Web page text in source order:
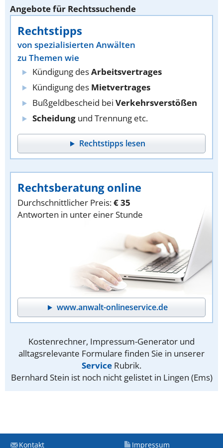
Angebote für Rechtssuchende
Rechtstipps
von spezialisierten Anwälten
zu Themen wie
Kündigung desArbeitsvertrages
Kündigung des Mietvertrages
Bußgeldbescheid bei Verkehrsverstößen
Scheidung und Trennung etc.
Rechtstipps lesen
Rechtsberatung online
Durchschnittlicher Preis:€ 35
Antworten in unter einer Stunde
www.anwalt-onlineservice.de
Kostenrechner, Impressum-Generator und
alltagsrelevante Formulare finden Sie in unserer
Service Rubrik.
Bernhard Stein ist noch nicht gelistet in Lingen (Ems)
Kontakt Impressum